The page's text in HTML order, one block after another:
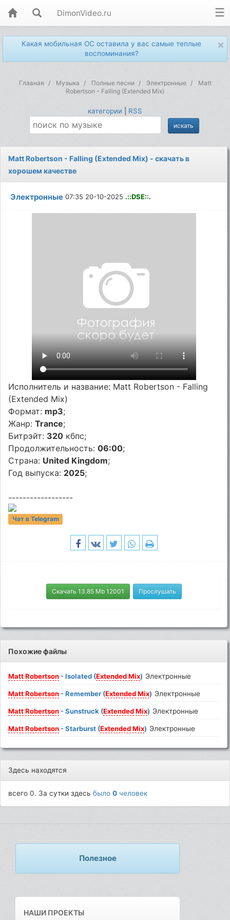
DimonVideo.ru
×
Какая мобильная ОС оставила у вас самые теплые
воспоминания?
Главная Музыка Полные песни Электронные
Matt
Robertson - Falling (Extended Mix)
категории RSS
Matt Robertson - Falling (Extended Mix) - скачать в
хорошем качестве
Электронные 07:35 20-10-2025 .::DSE::.
Исполнитель и название: Matt Robertson - Falling
(Extended Mix)
Формат: mp3;
Жанр:Trance;
Битрэйт: 320 кбпс;
Продолжительность:06:00;
Страна: United Kingdom;
Год выпуска: 2025;
------------------
Чат в Telegram
Скачать 13.85 Mb 12001 Прослушать
Похожие файлы
Matt Robertson - Isolated (Extended Mix) Электронные
Matt Robertson - Remember (Extended Mix) Электронные
Matt Robertson - Sunstruck (Extended Mix) Электронные
Matt Robertson - Starburst (Extended Mix) Электронные
Здесь находятся
всего 0. За сутки здесьбыло0 человек
Полезное
НАШИ ПРОЕКТЫ